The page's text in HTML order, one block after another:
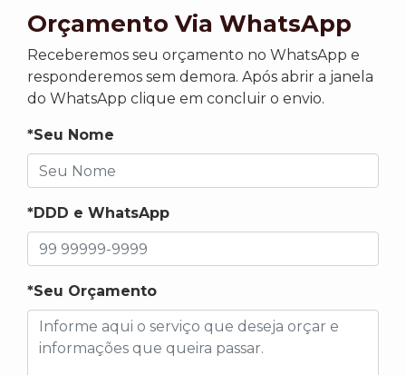
Orçamento Via WhatsApp
Receberemos seu orçamento no WhatsApp e
responderemos sem demora. Após abrir a janela
do WhatsApp clique em concluir o envio.
*Seu Nome
*DDD e WhatsApp
*Seu Orçamento